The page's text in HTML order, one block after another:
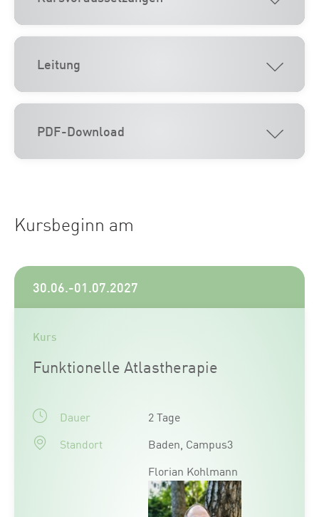
Leitung
PDF-Download
Kursbeginn am
30.06.-01.07.2027
Kurs
Funktionelle Atlastherapie
Dauer
2 Tage
Standort
Baden, Campus3
Florian Kohlmann